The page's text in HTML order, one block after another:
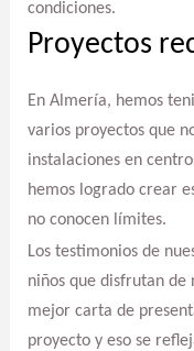
condiciones.
Proyectos
En Almería, hemos
varios proyectos que
instalaciones en
hemos logrado crear
no conocen límites.
Los testimonios de
niños que disfrutan de
mejor carta de
proyecto y eso se